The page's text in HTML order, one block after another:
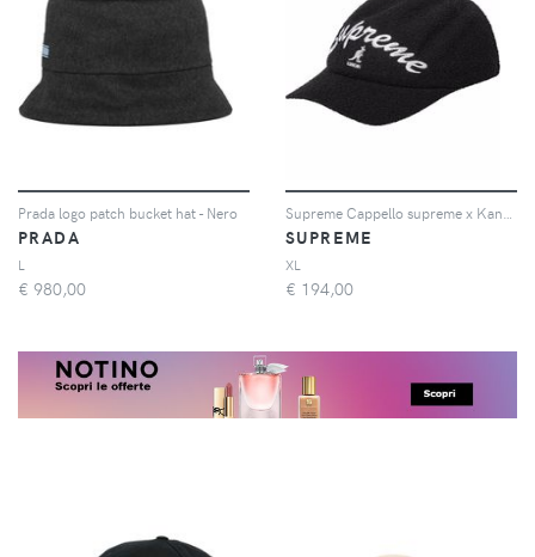
Prada logo patch bucket hat - Nero
PRADA
L
€ 980,00
Supreme Cappello supreme x Kangol Bermuda Spacecap - Nero
SUPREME
XL
€ 194,00